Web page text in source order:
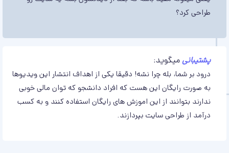
طراحی کرد؟
پشتیبانیمیگوید:
درود بر شما، بله چرا نشه! دقیقا یکی از اهداف انتشار این ویدیوها
به صورت رایگان این هست که افراد دانشجو که توان مالی خوبی
ندارند بتوانند از این اموزش های رایگان استفاده کنند و به کسب
درآمد از طراحی سایت بپردازند.